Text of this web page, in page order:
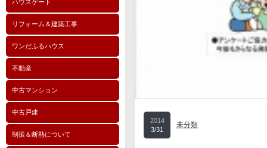
ハウスゲート
リフォーム＆建築工事
ワンだふるハウス
不動産
中古マンション
中古戸建
制振＆断熱について
2014
3/31
未分類